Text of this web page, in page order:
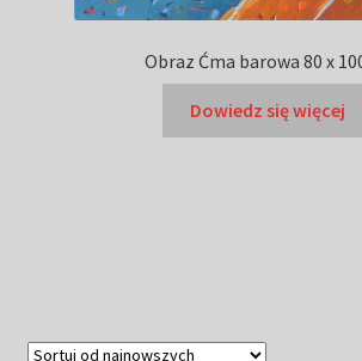
Obraz Ćma barowa 80 x
Dowiedz się więcej